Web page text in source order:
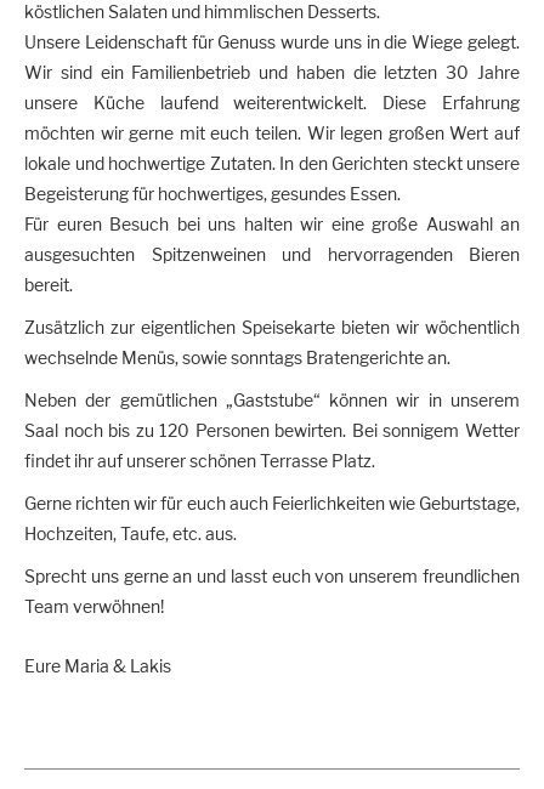
köstlichen Salaten und himmlischen Desserts.
Unsere Leidenschaft für Genuss wurde uns in die Wiege gelegt.
Wir sind ein Familienbetrieb und haben die letzten 30 Jahre
unsere Küche laufend weiterentwickelt. Diese Erfahrung
möchten wir gerne mit euch teilen. Wir legen großen Wert auf
lokale und hochwertige Zutaten. In den Gerichten steckt unsere
Begeisterung für hochwertiges, gesundes Essen.
Für euren Besuch bei uns halten wir eine große Auswahl an
ausgesuchten Spitzenweinen und hervorragenden Bieren
bereit.
Zusätzlich zur eigentlichen Speisekarte bieten wir wöchentlich
wechselnde Menüs, sowie sonntags Bratengerichte an.
Neben der gemütlichen „Gaststube“ können wir in unserem
Saal noch bis zu 120 Personen bewirten. Bei sonnigem Wetter
findet ihr auf unserer schönen Terrasse Platz.
Gerne richten wir für euch auch Feierlichkeiten wie Geburtstage,
Hochzeiten, Taufe, etc. aus.
Sprecht uns gerne an und lasst euch von unserem freundlichen
Team verwöhnen!
Eure Maria & Lakis